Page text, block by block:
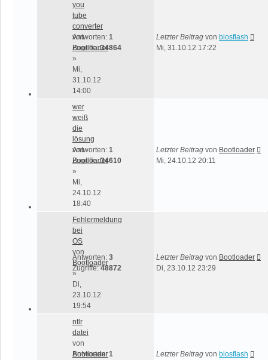
you
tube
converter
von
Bootloader
»
Mi,
31.10.12
14:00
Antworten: 1
Zugriffe:34864
Letzter Beitrag von biosflash
Mi, 31.10.12 17:22
wer
weiß
die
lösung
von
Bootloader
»
Mi,
24.10.12
18:40
Antworten: 1
Zugriffe:34610
Letzter Beitrag von Bootloader
Mi, 24.10.12 20:11
Fehlermeldung
bei
OS
von
Bootloader
»
Di,
23.10.12
19:54
Antworten: 3
Zugriffe:48872
Letzter Beitrag von Bootloader
Di, 23.10.12 23:29
ntlr
datei
von
Bootloader
Antworten:1
Letzter Beitrag von biosflash